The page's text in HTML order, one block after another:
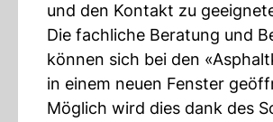
und den Kontakt zu
Die fachliche Beratung und
können sich bei den
in einem neuen Fenster
Möglich wird dies dank des